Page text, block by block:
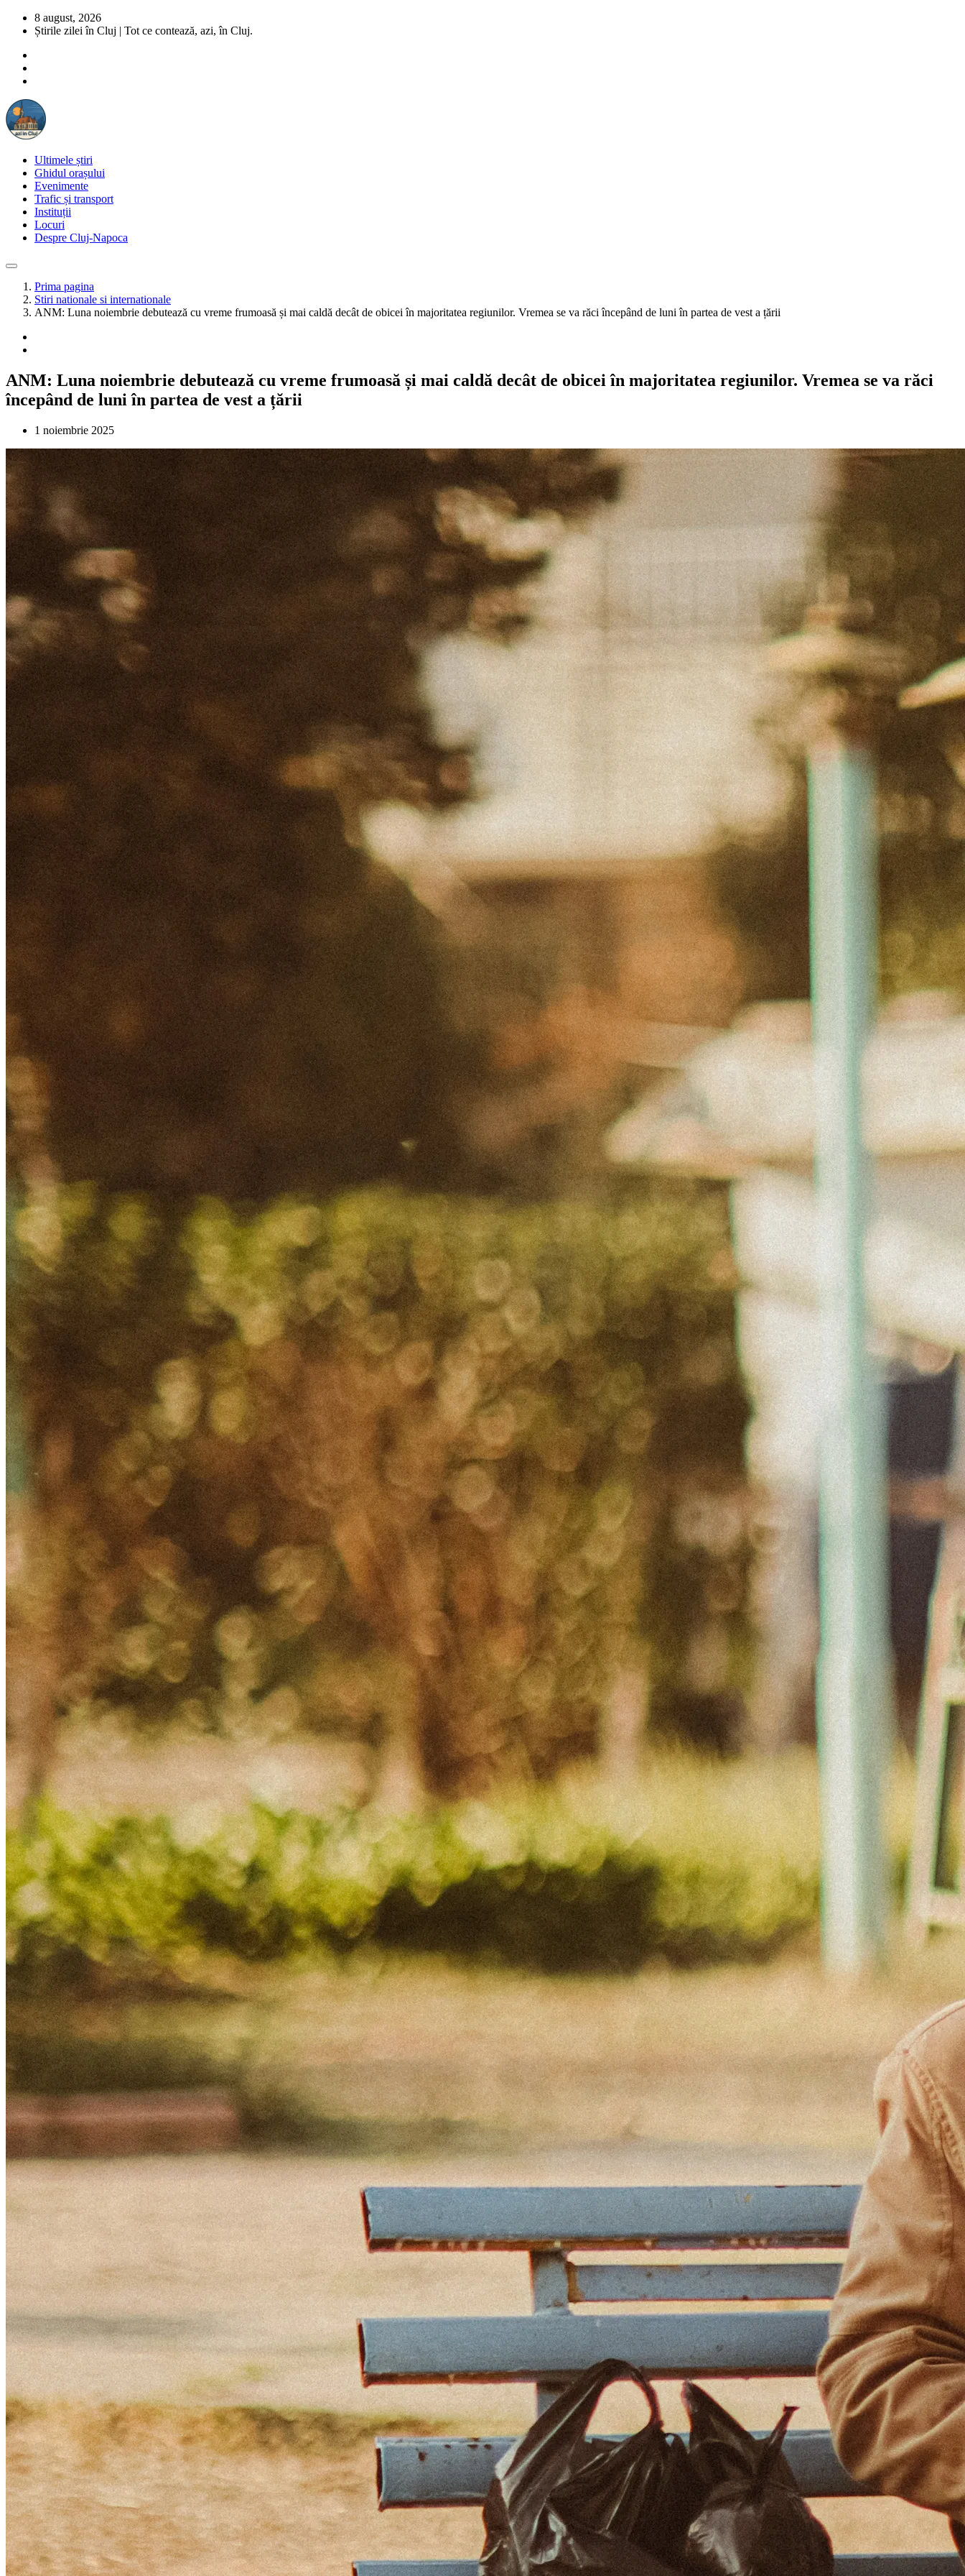
8 august, 2026
Știrile zilei în Cluj | Tot ce contează, azi, în Cluj.
Ultimele știri
Ghidul orașului
Evenimente
Trafic și transport
Instituții
Locuri
Despre Cluj-Napoca
Prima pagina
Stiri nationale si internationale
ANM: Luna noiembrie debutează cu vreme frumoasă și mai caldă decât de obicei în majoritatea regiunilor. Vremea se va răci începând de luni în partea de vest a țării
ANM: Luna noiembrie debutează cu vreme frumoasă și mai caldă decât de obicei în majoritatea regiunilor. Vremea se va răci
începând de luni în partea de vest a țării
1 noiembrie 2025